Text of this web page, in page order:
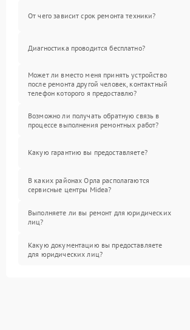
От чего зависит срок ремонта техники?
Диагностика проводится бесплатно?
Может ли вместо меня принять устройство
после ремонта другой человек, контактный
телефон которого я предоставлю?
Возможно ли получать обратную связь в
процессе выполнения ремонтных работ?
Какую гарантию вы предоставляете?
В каких районах Орла располагаются
сервисные центры Midea?
Выполняете ли вы ремонт для юридических
лиц?
Какую документацию вы предоставляете
для юридических лиц?